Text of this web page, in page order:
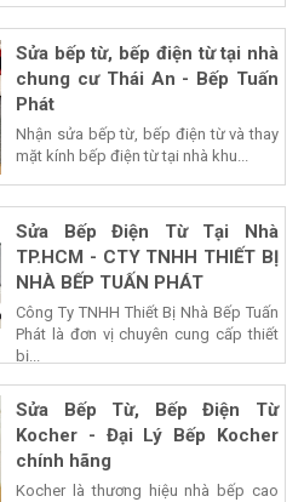
Sửa bếp từ, bếp điện từ tại nhà
chung cư Thái An - Bếp Tuấn
Phát
Nhận sửa bếp từ, bếp điện từ và thay
mặt kính bếp điện từ tại nhà khu...
Sửa Bếp Điện Từ Tại Nhà
TP.HCM - CTY TNHH THIẾT BỊ
NHÀ BẾP TUẤN PHÁT
Công Ty TNHH Thiết Bị Nhà Bếp Tuấn
Phát là đơn vị chuyên cung cấp thiết
bị...
Sửa Bếp Từ, Bếp Điện Từ
Kocher - Đại Lý Bếp Kocher
chính hãng
Kocher là thương hiệu nhà bếp cao